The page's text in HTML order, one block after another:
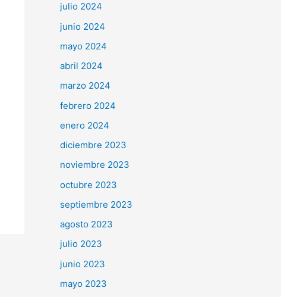
julio 2024
junio 2024
mayo 2024
abril 2024
marzo 2024
febrero 2024
enero 2024
diciembre 2023
noviembre 2023
octubre 2023
septiembre 2023
agosto 2023
julio 2023
junio 2023
mayo 2023